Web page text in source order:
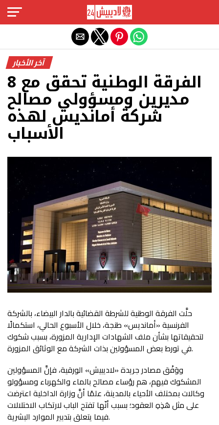
آخر الأخبار
الفرقة الوطنية تحقق مع 8
مديرين ومسؤولي مصالح
شركة أمانديس لهذه
الأسباب
حلَّت الفرقة الوطنية للشرطة القضائية بالدار البيضاء، بالشركة
الفرنسية «أمانديس» طنجة، خلال الأسبوع الحالي، استكمالًا
لتحقيقاتها بشأن ملف الشهادات الإدارية المزورة، بسبب شكوك
في تورط بعض المسؤولين بذات الشركة مع الوثائق المزورة.
ووَفْق مصادر جريدة «لاديبيش» الورقية، فإنَّ المسؤولين
المشكوك فيهم، هم رؤساء مصالح بالماء والكهرباء ومسؤولو
وكالات بمختلف الأحياء بالمدينة، علمًا أنَّ وزارة الداخلية اعترضت
على مثل هَذِهِ العقود؛ بسبب أنّها تفتح الباب لارتكاب الاختلالات
فيما يتعلق بتدبير الموارد البشرية.
Exit mobile version